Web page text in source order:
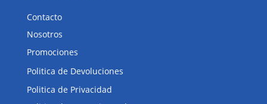
Contacto
Nosotros
Promociones
Politica de Devoluciones
Politica de Privacidad